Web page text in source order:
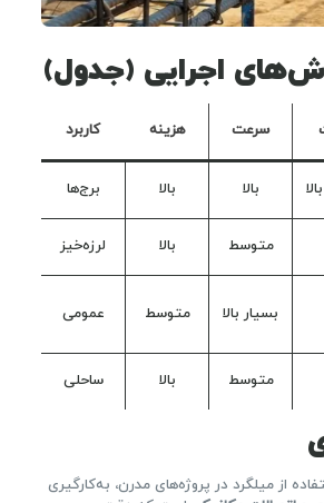
اجرایی (جدول)
سرعت هزینه کاربرد
بالا بالا برج‌ها
متوسط بالا لرزه‌خیز
بسیار بالا متوسط عمومی
متوسط بالا ساحلی
از میلگرد در پروژه‌های مدرن، به‌کارگیری